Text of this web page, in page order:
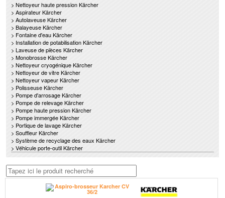
> Nettoyeur haute pression Kärcher
> Aspirateur Kärcher
> Autolaveuse Kärcher
> Balayeuse Kärcher
> Fontaine d'eau Kärcher
> Installation de potabilisation Kärcher
> Laveuse de pièces Kärcher
> Monobrosse Kärcher
> Nettoyeur cryogénique Kärcher
> Nettoyeur de vitre Kärcher
> Nettoyeur vapeur Kärcher
> Polisseuse Kärcher
> Pompe d'arrosage Kärcher
> Pompe de relevage Kärcher
> Pompe haute pression Kärcher
> Pompe immergée Kärcher
> Portique de lavage Kärcher
> Souffleur Kärcher
> Système de recyclage des eaux Kärcher
> Véhicule porte-outil Kärcher